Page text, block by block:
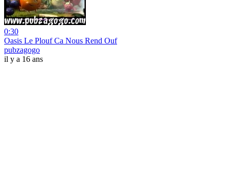
0:30
Oasis Le Plouf Ca Nous Rend Ouf
pubzagogo
il y a 16 ans